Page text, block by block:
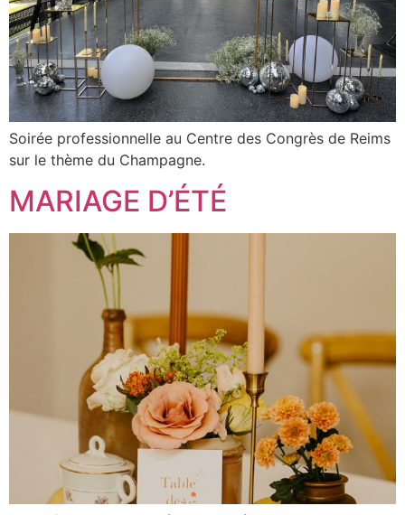
Soirée professionnelle au Centre des Congrès de Reims
sur le thème du Champagne.
MARIAGE D’ÉTÉ